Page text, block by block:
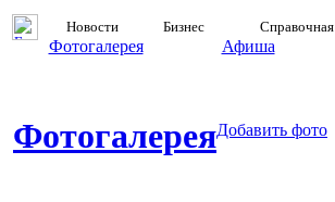
Новости Бизнес Справочная
Фотогалерея Афиша
ФотогалереяДобавить фото